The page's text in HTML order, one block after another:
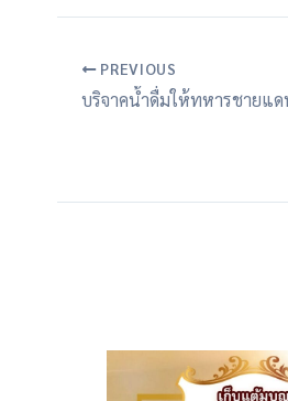
PREVIOUS
บริจาคน้ำดื่มให้ทหารชายแ